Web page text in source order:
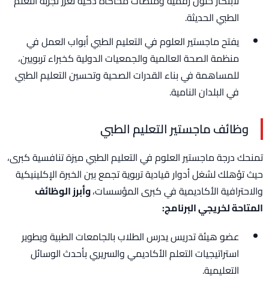
الطبي الحديثة.
يفتح ماجستير العلوم في التعليم الطبي أبواب العمل في
منظمة الصحة العالمية والجمعيات الدولية كخبراء تربويين،
للمساهمة في بناء القدرات الصحية وتحسين التعليم الطبي
في البلدان النامية.
وظائف ماجستير التعليم الطبي
تمنحك درجة ماجستير العلوم في التعليم الطبي ميزة تنافسية كبرى،
حيث تؤهلك لشغل أدوار قيادية تربوية تجمع بين الخبرة الإكلينيكية
والاحترافية الأكاديمية في كبرى المؤسسات،وأبرز الوظائف
المتاحة لخريجي البرنامج:
عضو هيئة تدريس يدرس الطلاب بالجامعات الطبية ويطوير
استراتيجيات التعلم الأكاديمي والسريري بأحدث الوسائل
التعليمية.